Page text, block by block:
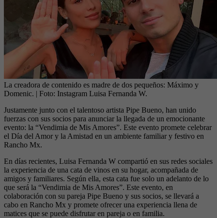
La creadora de contenido es madre de dos pequeños: Máximo y
Domenic. | Foto: Instagram Luisa Fernanda W.
Justamente junto con el talentoso artista Pipe Bueno, han unido
fuerzas con sus socios para anunciar la llegada de un emocionante
evento: la “Vendimia de Mis Amores”. Este evento promete celebrar
el Día del Amor y la Amistad en un ambiente familiar y festivo en
Rancho Mx.
En días recientes, Luisa Fernanda W compartió en sus redes sociales
la experiencia de una cata de vinos en su hogar, acompañada de
amigos y familiares. Según ella, esta cata fue solo un adelanto de lo
que será la “Vendimia de Mis Amores”. Este evento, en
colaboración con su pareja Pipe Bueno y sus socios, se llevará a
cabo en Rancho Mx y promete ofrecer una experiencia llena de
matices que se puede disfrutar en pareja o en familia.